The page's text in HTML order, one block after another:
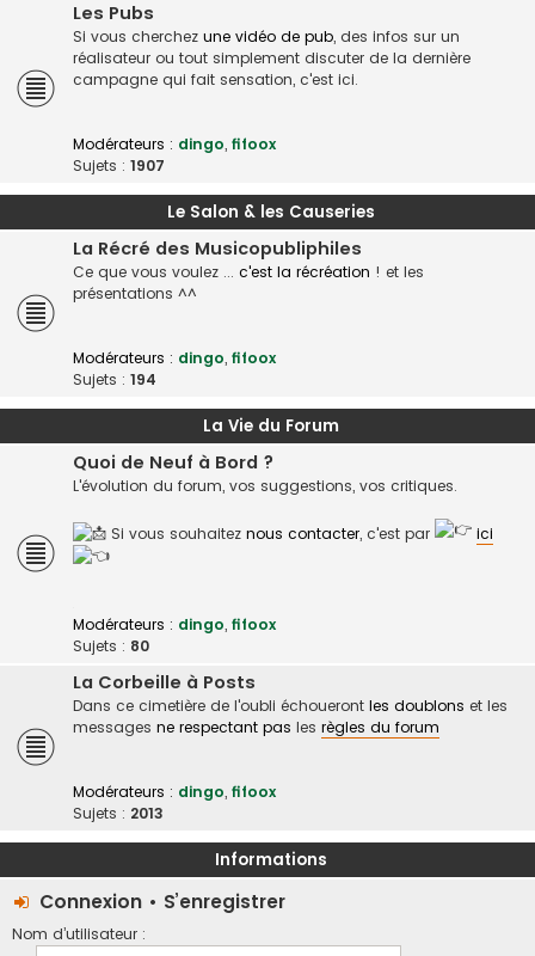
Les Pubs
Si vous cherchez une vidéo de pub, des infos sur un
réalisateur ou tout simplement discuter de la dernière
campagne qui fait sensation, c'est ici.
Modérateurs : dingo, fifoox
Sujets : 1907
Le Salon & les Causeries
La Récré des Musicopubliphiles
Ce que vous voulez ... c'est la récréation ! et les
présentations ^^
Modérateurs : dingo, fifoox
Sujets : 194
La Vie du Forum
Quoi de Neuf à Bord ?
L'évolution du forum, vos suggestions, vos critiques.
Si vous souhaitez nous contacter, c'est par ici
Modérateurs : dingo, fifoox
Sujets : 80
La Corbeille à Posts
Dans ce cimetière de l'oubli échoueront les doublons et les
messages ne respectant pas les règles du forum
Modérateurs : dingo, fifoox
Sujets : 2013
Informations
Connexion • S’enregistrer
Nom d’utilisateur :